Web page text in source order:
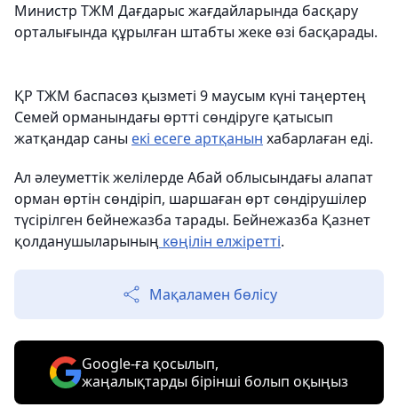
Министр ТЖМ Дағдарыс жағдайларында басқару
орталығында құрылған штабты жеке өзі басқарады.
ҚР ТЖМ баспасөз қызметі 9 маусым күні таңертең
Семей орманындағы өртті сөндіруге қатысып
жатқандар саны екі есеге артқанын хабарлаған еді.
Ал әлеуметтік желілерде Абай облысындағы алапат
орман өртін сөндіріп, шаршаған өрт сөндірушілер
түсірілген бейнежазба тарады. Бейнежазба Қазнет
қолданушыларының көңілін елжіретті.
Мақаламен бөлісу
Google-ға қосылып,
жаңалықтарды бірінші болып оқыңыз